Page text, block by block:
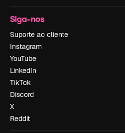
Siga-nos
Suporte ao cliente
Instagram
YouTube
LinkedIn
TikTok
Discord
X
Reddit